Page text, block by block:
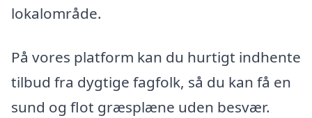
lokalområde.
På vores platform kan du hurtigt indhente
tilbud fra dygtige fagfolk, så du kan få en
sund og flot græsplæne uden besvær.